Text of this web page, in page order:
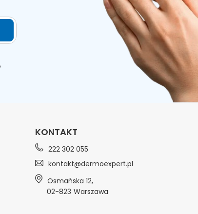
KONTAKT
222 302 055
kontakt@dermoexpert.pl
Osmańska 12,
02-823 Warszawa